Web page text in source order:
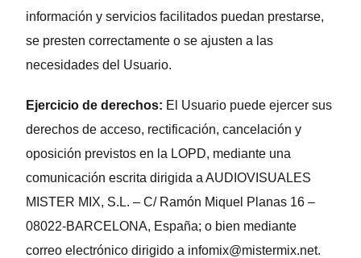
información y servicios facilitados puedan prestarse,
se presten correctamente o se ajusten a las
necesidades del Usuario.
Ejercicio de derechos: El Usuario puede ejercer sus
derechos de acceso, rectificación, cancelación y
oposición previstos en la LOPD, mediante una
comunicación escrita dirigida a AUDIOVISUALES
MISTER MIX, S.L. – C/ Ramón Miquel Planas 16 –
08022-BARCELONA, España; o bien mediante
correo electrónico dirigido a infomix@mistermix.net.